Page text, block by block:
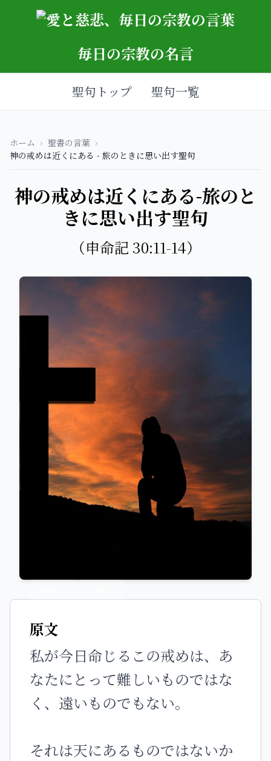
毎日の宗教の名言
聖句トップ 聖句一覧
ホーム › 聖書の言葉 ›
神の戒めは近くにある - 旅のときに思い出す聖句
神の戒めは近くにある-旅のと
きに思い出す聖句
（申命記 30:11-14）
原文
私が今日命じるこの戒めは、あ
なたにとって難しいものではな
く、遠いものでもない。
それは天にあるものではないか